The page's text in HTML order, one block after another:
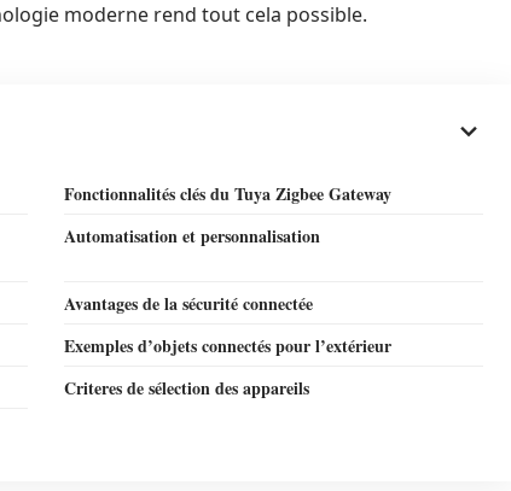
moderne rend tout cela possible.
Fonctionnalités clés du Tuya Zigbee Gateway
Automatisation et personnalisation
Avantages de la sécurité connectée
Exemples d’objets connectés pour l’extérieur
Criteres de sélection des appareils